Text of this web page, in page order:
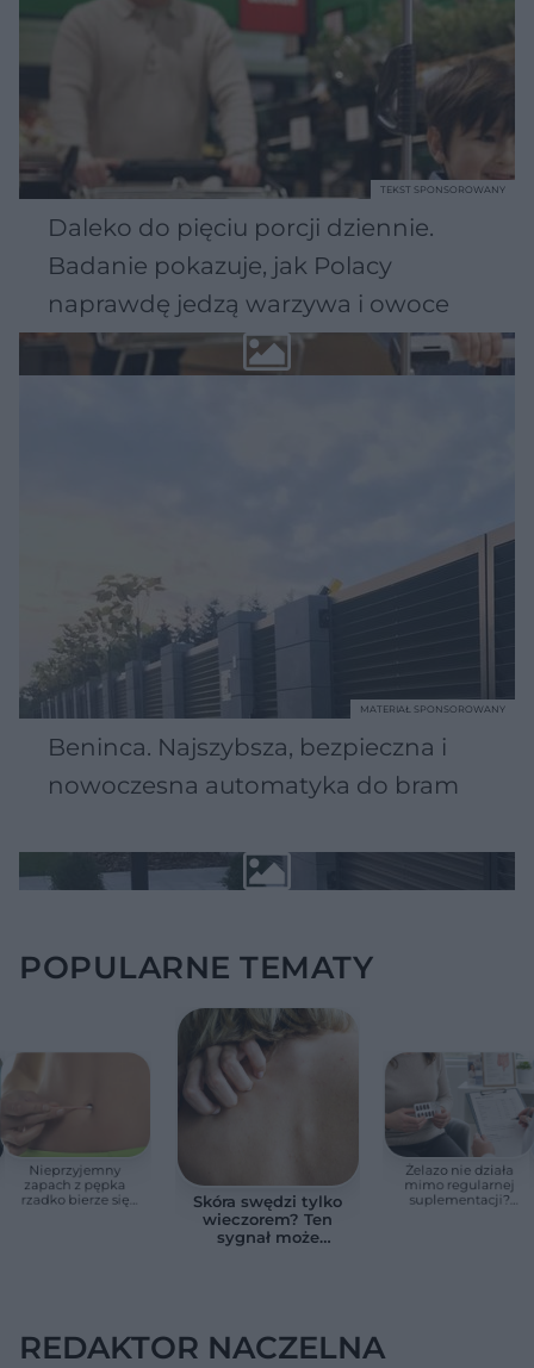
Daleko do pięciu porcji dziennie.
Badanie pokazuje, jak Polacy
naprawdę jedzą warzywa i owoce
TEKST SPONSOROWANY
Beninca. Najszybsza, bezpieczna i
nowoczesna automatyka do bram
MATERIAŁ SPONSOROWANY
POPULARNE TEMATY
Nieprzyjemny
zapach z pępka
rzadko bierze się
Skóra swędzi tylko
wieczorem? Ten
sygnał może
Żelazo nie działa
mimo regularnej
suplementacji?
REDAKTOR NACZELNA